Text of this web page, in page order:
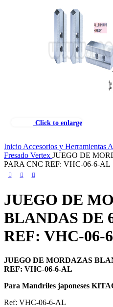
Click to enlarge
Inicio Accesorios y Herramientas
Fresado Vertex JUEGO DE
PARA CNC REF: VHC-06-6-AL
JUEGO DE
BLANDAS DE
REF: VHC-06-
JUEGO DE MORDAZAS
REF: VHC-06-6-AL
Para Mandriles japoneses
Ref: VHC-06-6-AL